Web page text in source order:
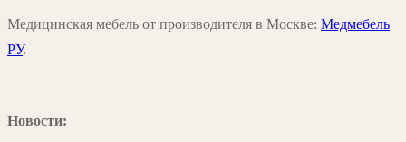
Медицинская мебель от производителя в Москве: Медмебель
РУ.
Новости: